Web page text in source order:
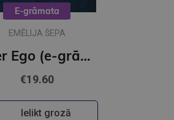
E-grāmata
EMĒLIJA ŠEPA
Alter Ego (e-grāmata)
€19.60
Ielikt grozā